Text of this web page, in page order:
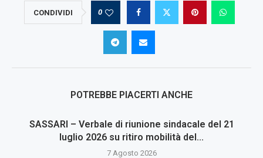
CONDIVIDI 0
POTREBBE PIACERTI ANCHE
SASSARI – Verbale di riunione sindacale del 21
luglio 2026 su ritiro mobilità del...
7 Agosto 2026